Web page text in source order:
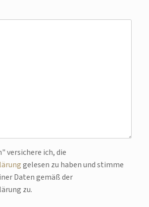
Feld leer.
versichere ich, die
gelesen zu haben und stimme
Daten gemäß der
zu.